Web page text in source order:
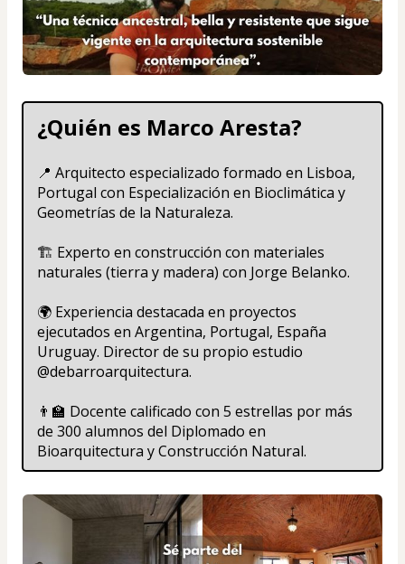
¿Quién es Marco Aresta?
📍 Arquitecto especializado formado en Lisboa,
Portugal con Especialización en Bioclimática y
Geometrías de la Naturaleza.
🏗️ Experto en construcción con materiales
naturales (tierra y madera) con Jorge Belanko.
🌍 Experiencia destacada en proyectos
ejecutados en Argentina, Portugal, España
Uruguay. Director de su propio estudio
@debarroarquitectura.
👨‍🏫 Docente calificado con 5 estrellas por más
de 300 alumnos del Diplomado en
Bioarquitectura y Construcción Natural.